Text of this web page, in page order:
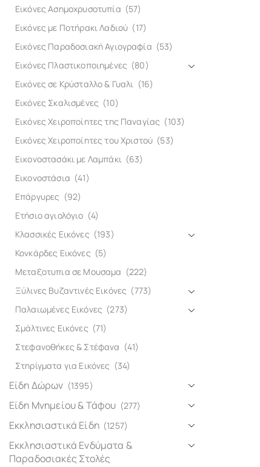
Εικόνες Ασημοχρυσοτυπία (57)
Εικόνες με Ποτήρακι Λαδιού (17)
Εικόνες Παραδοσιακή Αγιογραφία (53)
Εικόνες Πλαστικοποιημένες (80)
Εικόνες σε Κρύσταλλο & Γυαλι (16)
Εικόνες Σκαλισμένες (10)
Εικόνες Χειροποίητες της Παναγίας (103)
Εικόνες Χειροποίητες του Χριστού (53)
Εικονοστασάκι με Λαμπάκι (63)
Εικονοστάσια (41)
Επάργυρες (92)
Ετήσιο αγιολόγιο (4)
Κλασσικές Εικόνες (193)
Κονκάρδες Εικόνες (5)
Μεταξοτυπια σε Μουσαμα (222)
Ξύλινες Βυζαντινές Εικόνες (773)
Παλαιωμένες Εικόνες (273)
Σμάλτινες Εικόνες (71)
Στεφανοθήκες & Στέφανα (41)
Στηρίγματα για Εικόνες (34)
Είδη Δώρων (1395)
Είδη Μνημείου & Τάφου (277)
Εκκλησιαστικά Είδη (1257)
Εκκλησιαστικά Ενδύματα &
Παραδοσιακές Στολές